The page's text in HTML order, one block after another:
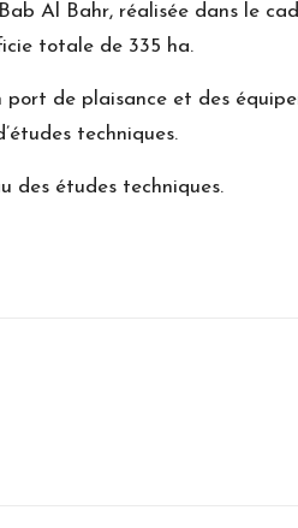
Al Bahr, réalisée dans le
totale de 335 ha.
de plaisance et des
techniques.
des études techniques.